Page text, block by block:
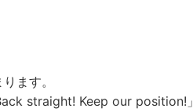
ます。
straight! Keep our position!」